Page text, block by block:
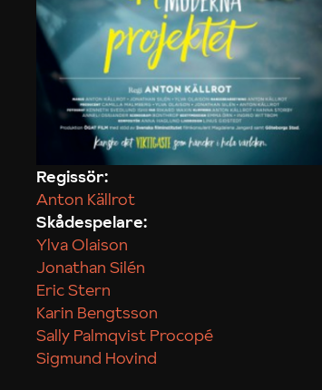
Regissör:
Anton Källrot
Skådespelare:
Ylva Olaison
Jonathan Silén
Eric Stern
Karin Bengtsson
Sally Palmqvist Procopé
Sigmund Hovind